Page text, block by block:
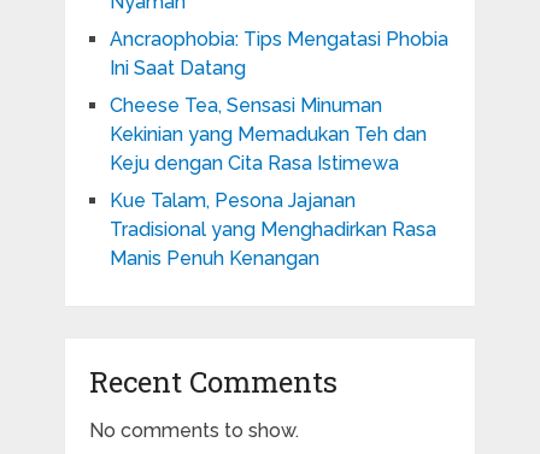
Ancraophobia: Tips Mengatasi Phobia
Ini Saat Datang
Cheese Tea, Sensasi Minuman
Kekinian yang Memadukan Teh dan
Keju dengan Cita Rasa Istimewa
Kue Talam, Pesona Jajanan
Tradisional yang Menghadirkan Rasa
Manis Penuh Kenangan
Recent Comments
No comments to show.